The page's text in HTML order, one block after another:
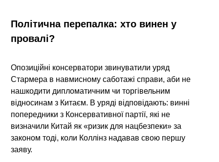
Політична перепалка: хто винен у
провалі?
Опозиційні консерватори звинуватили уряд
Стармера в навмисному саботажі справи, аби не
нашкодити дипломатичним чи торгівельним
відносинам з Китаєм. В уряді відповідають: винні
попередники з Консервативної партії, які не
визначили Китай як «ризик для нацбезпеки» за
законом тоді, коли Коллінз надавав свою першу
заяву.